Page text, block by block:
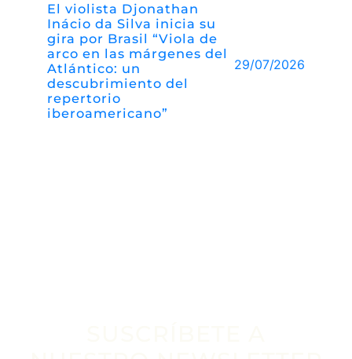
El violista Djonathan
Inácio da Silva inicia su
gira por Brasil “Viola de
arco en las márgenes del
Atlántico: un
descubrimiento del
repertorio
iberoamericano”
29/07/2026